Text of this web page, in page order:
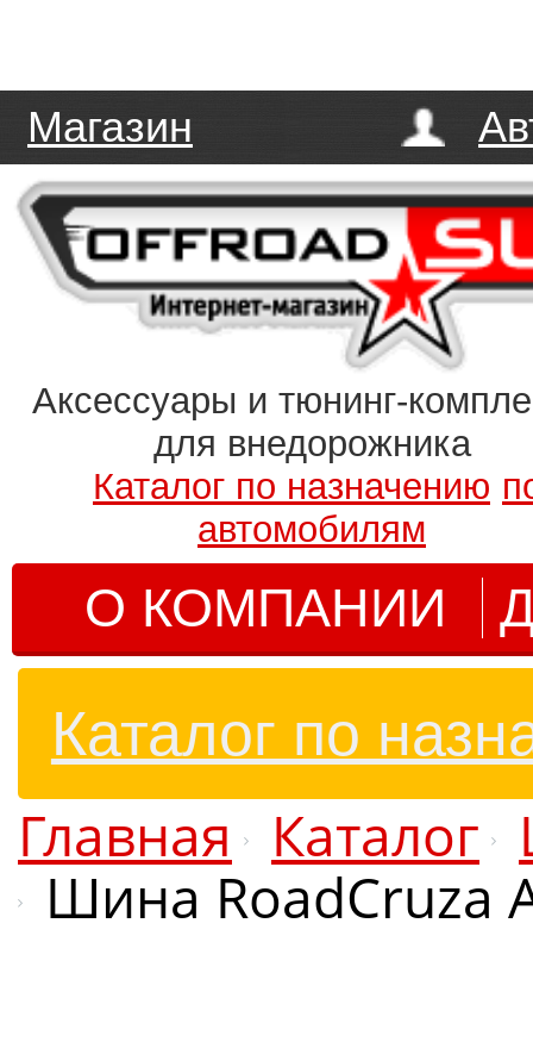
Магазин
Аксессуары и тюнинг-
для внедорожника
Каталог по назначению
автомобилям
О КОМПАНИИ
Каталог по
Главная Каталог
Шина RoadCruza